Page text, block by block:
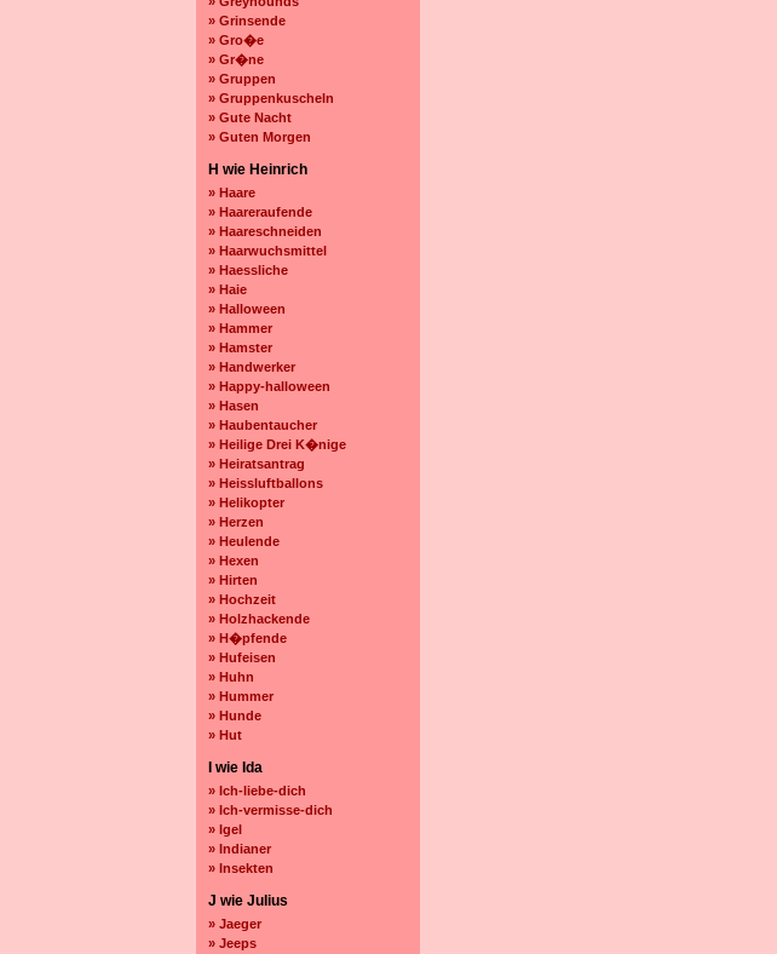
» Grinsende
» Gro�e
» Gr�ne
» Gruppen
» Gruppenkuscheln
» Gute Nacht
» Guten Morgen
H wie Heinrich
» Haare
» Haareraufende
» Haareschneiden
» Haarwuchsmittel
» Haessliche
» Haie
» Halloween
» Hammer
» Hamster
» Handwerker
» Happy-halloween
» Hasen
» Haubentaucher
» Heilige Drei K�nige
» Heiratsantrag
» Heissluftballons
» Helikopter
» Herzen
» Heulende
» Hexen
» Hirten
» Hochzeit
» Holzhackende
» H�pfende
» Hufeisen
» Huhn
» Hummer
» Hunde
» Hut
I wie Ida
» Ich-liebe-dich
» Ich-vermisse-dich
» Igel
» Indianer
» Insekten
J wie Julius
» Jaeger
» Jeeps